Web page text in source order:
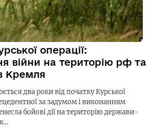
операції:
війни на територію рф та
Кремля
два роки від початку Курської
за задумом і виконанням
бойові дії на територію держави-